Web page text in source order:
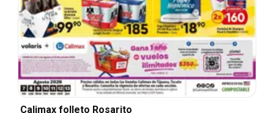
Calimax folleto Rosarito